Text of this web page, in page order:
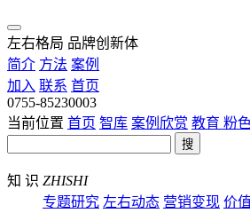
左右格局 品牌创新体
简介 方法 案例
加入 联系 首页
0755-85230003
当前位置 首页 智库 案例欣赏 教育 粉
搜
知 识 ZHISHI
专题研究 左右动态 营销变现 价